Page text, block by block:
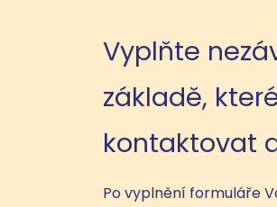
Vyplňte
základě,
kontaktovat
Po vyplnění formuláře